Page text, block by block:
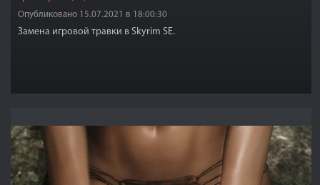
Опубликовано 15.07.2021 в 18:00:30
Замена игровой травки в Skyrim SE.